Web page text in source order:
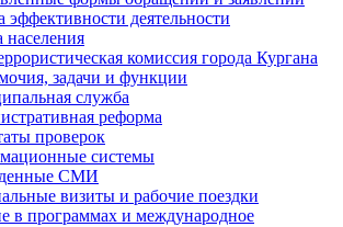
эффективности деятельности
населения
комиссия города Кургана
задачи и функции
служба
реформа
проверок
системы
СМИ
визиты и рабочие поездки
в программах и международное